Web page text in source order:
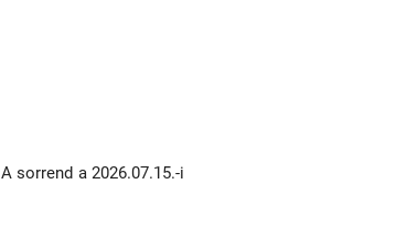
sorrend a 2026.07.15.-i